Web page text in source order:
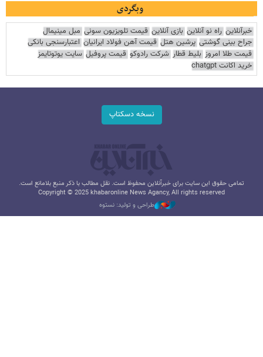
وبگردی
خبرآنلاین راه نو آنلاین بازی آنلاین قیمت تلویزیون سونی مبل مینیمال
جراح بینی گوشتی پرشین هتل قیمت آهن فولاد ایرانیان اعتبارسنجی بانکی
قیمت طلا امروز بلیط قطار شرکت رادوکو قیمت پروفیل سایت یوتوتایمز
خرید اکانت chatgpt
نسخه دسکتاپ
تمامی حقوق این سایت برای خبرآنلاین محفوظ است. نقل مطالب با ذکر منبع بلامانع است.
Copyright © 2025 khabaronline News Agancy, All rights reserved
طراحی و تولید: نستوه